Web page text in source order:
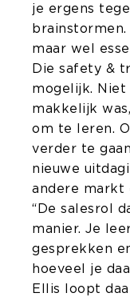
je ergens
maar wel
Die safety &
mogelijk.
makkelijk
om te leren.
verder te
nieuwe
andere markt
“De salesrol
manier. Je
gesprekken
hoeveel je
Ellis loopt